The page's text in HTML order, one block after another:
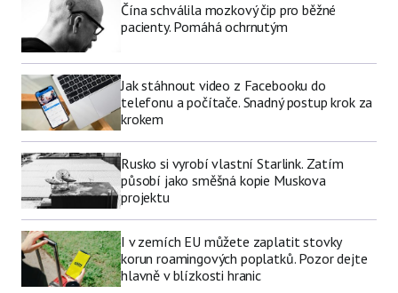
Čína schválila mozkový čip pro běžné
pacienty. Pomáhá ochrnutým
Jak stáhnout video z Facebooku do
telefonu a počítače. Snadný postup krok za
krokem
Rusko si vyrobí vlastní Starlink. Zatím
působí jako směšná kopie Muskova
projektu
I v zemích EU můžete zaplatit stovky
korun roamingových poplatků. Pozor dejte
hlavně v blízkosti hranic